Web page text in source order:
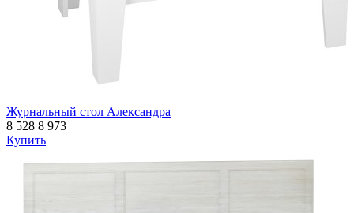
Журнальный стол Александра
8 528 8 973
Купить